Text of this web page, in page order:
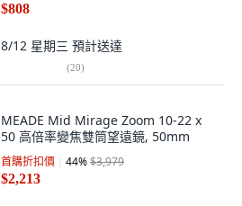
$808
8/12 星期三 預計送達
(20)
MEADE Mid Mirage Zoom 10-22 x
50 高倍率變焦雙筒望遠鏡, 50mm
首購折扣價 44%$3,979
$2,213